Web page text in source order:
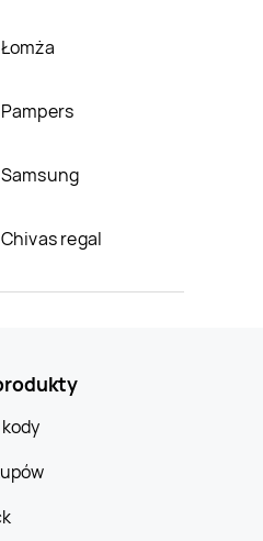
Łomża
Pampers
Samsung
Chivas regal